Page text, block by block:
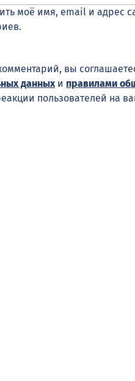
моё имя, email и адрес
вы
данных и правилами
пользователей на